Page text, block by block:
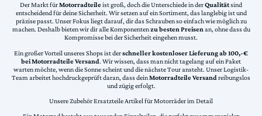
Der Markt fürMotorradteileist groß, doch die Unterschiede in derQualitätsind
entscheidend für deine Sicherheit. Wir setzen auf ein Sortiment, das langlebig ist und
präzise passt. Unser Fokus liegt darauf, dir das Schrauben so einfach wie möglich zu
machen. Deshalb bieten wir dir alle Komponentenzu besten Preisenan, ohne dass du
Kompromisse bei der Sicherheit eingehen musst.
Ein großer Vorteil unseres Shops ist derschneller kostenloser Lieferung ab 100,-€
bei Motorradteile Versand. Wir wissen, dass man nicht tagelang auf ein Paket
warten möchte, wenn die Sonne scheint und die nächste Tour ansteht. Unser Logistik-
Team arbeitet hochdruckgeprüft daran, dass deinMotorradteile Versand reibungslos
und zügig erfolgt.
Unsere Zubehör Ersatzteile Artikel für Motorräder im Detail